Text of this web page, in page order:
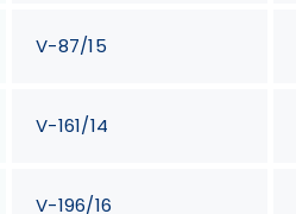
V-87/15
V-161/14
V-196/16